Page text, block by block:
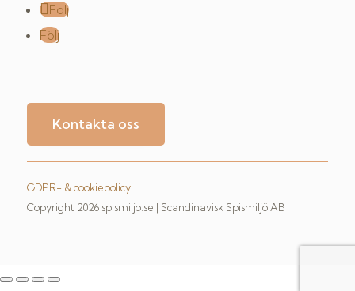
Följ
Följ
Kontakta oss
GDPR- & cookiepolicy
Copyright 2026 spismiljo.se | Scandinavisk Spismiljö AB